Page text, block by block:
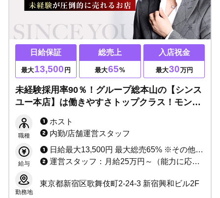
日給保証
最大13,500 円
総売上
最大65%
入店祝金
最大30万円
未経験採用率90％！グループ総本山の【シンス
ユー本店】は働きやすさトップクラス！モンス
レイヤー輩出中！決断するなら今ここで！
職種
ホスト
内勤/店舗運営スタッフ
給与
日給最大13,500円 最大総売65% ※その他、詳しい給与システムは面接時にご説明いたします。
運営スタッフ：月給25万円～（能力に応じる） ウェイター：時給1,500円～（能力に応じる）
勤務地
東京都新宿区歌舞伎町2-24-3 新宿興和ビル2F